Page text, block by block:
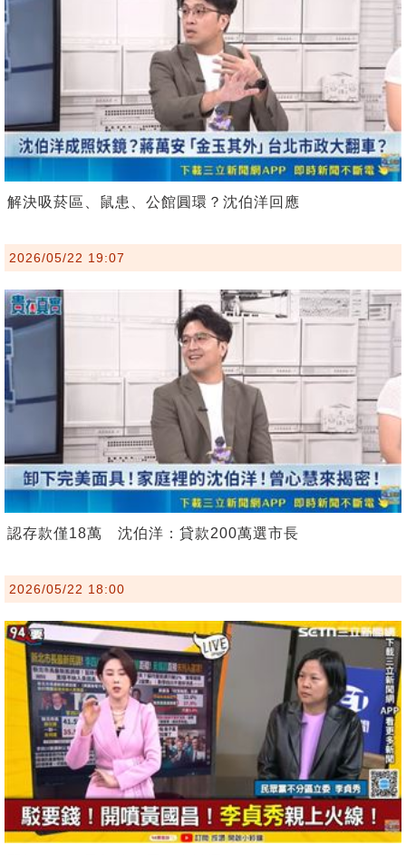
解決吸菸區、鼠患、公館圓環？沈伯洋回應
2026/05/22 19:07
認存款僅18萬 沈伯洋：貸款200萬選市長
2026/05/22 18:00